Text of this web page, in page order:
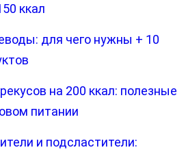
ккал
для чего нужны + 10
на 200 ккал: полезные
питании
и подсластители: